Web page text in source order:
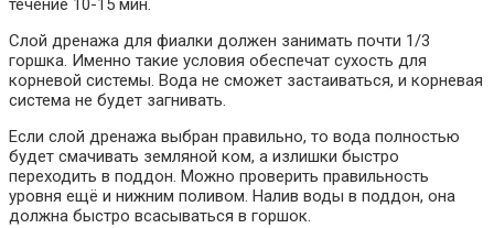
течение 10-15 мин.
Слой дренажа для фиалки должен занимать почти 1/3
горшка. Именно такие условия обеспечат сухость для
корневой системы. Вода не сможет застаиваться, и корневая
система не будет загнивать.
Если слой дренажа выбран правильно, то вода полностью
будет смачивать земляной ком, а излишки быстро
переходить в поддон. Можно проверить правильность
уровня ещё и нижним поливом. Налив воды в поддон, она
должна быстро всасываться в горшок.